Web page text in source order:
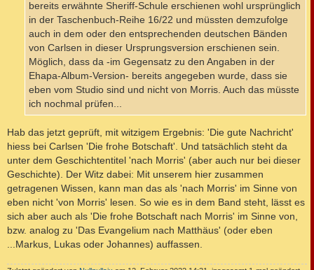
bereits erwähnte Sheriff-Schule erschienen wohl ursprünglich
in der Taschenbuch-Reihe 16/22 und müssten demzufolge
auch in dem oder den entsprechenden deutschen Bänden
von Carlsen in dieser Ursprungsversion erschienen sein.
Möglich, dass da -im Gegensatz zu den Angaben in der
Ehapa-Album-Version- bereits angegeben wurde, dass sie
eben vom Studio sind und nicht von Morris. Auch das müsste
ich nochmal prüfen...
Hab das jetzt geprüft, mit witzigem Ergebnis: 'Die gute Nachricht'
hiess bei Carlsen 'Die frohe Botschaft'. Und tatsächlich steht da
unter dem Geschichtentitel 'nach Morris' (aber auch nur bei dieser
Geschichte). Der Witz dabei: Mit unserem hier zusammen
getragenen Wissen, kann man das als 'nach Morris' im Sinne von
eben nicht 'von Morris' lesen. So wie es in dem Band steht, lässt es
sich aber auch als 'Die frohe Botschaft nach Morris' im Sinne von,
bzw. analog zu 'Das Evangelium nach Matthäus' (oder eben
...Markus, Lukas oder Johannes) auffassen.